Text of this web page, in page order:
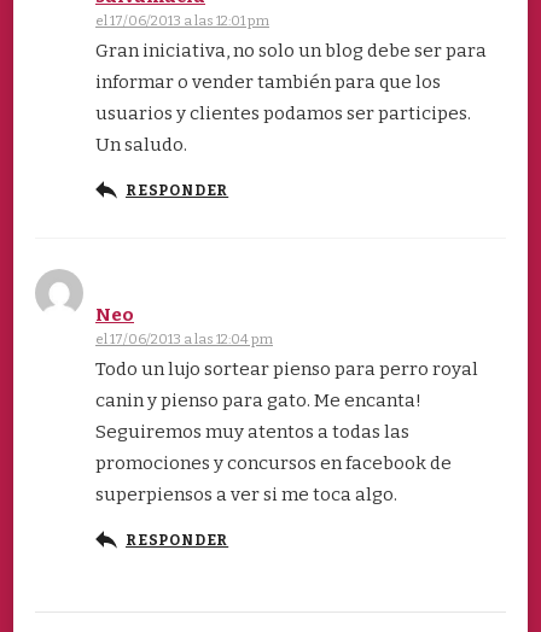
el 17/06/2013 a las 12:01 pm
Gran iniciativa, no solo un blog debe ser para
informar o vender también para que los
usuarios y clientes podamos ser participes.
Un saludo.
RESPONDER
Neo
el 17/06/2013 a las 12:04 pm
Todo un lujo sortear pienso para perro royal
canin y pienso para gato. Me encanta!
Seguiremos muy atentos a todas las
promociones y concursos en facebook de
superpiensos a ver si me toca algo.
RESPONDER